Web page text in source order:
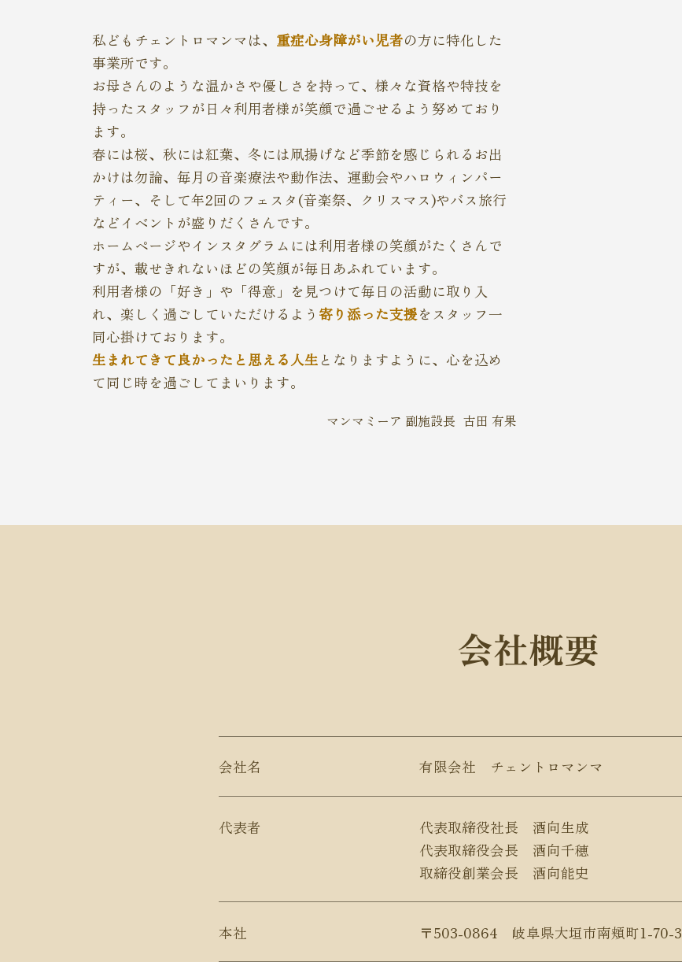
私どもチェントロマンマは、 重症心身障がい児者の方に特化した
事業所です。
お母さんのような温かさや優しさを持って、様々な資格や特技を
持ったスタッフが日々利用者様が笑顔で過ごせるよう努めており
ます。
春には桜、秋には紅葉、冬には凧揚げなど季節を感じられるお出
かけは勿論、毎月の音楽療法や動作法、運動会やハロウィンパー
ティー、そして年2回のフェスタ(音楽祭、クリスマス)やバス旅行
などイベントが盛りだくさんです。
ホームページやインスタグラムには利用者様の笑顔がたくさんで
すが、載せきれないほどの笑顔が毎日あふれています。
利用者様の「好き」や「得意」を見つけて毎日の活動に取り入
れ、楽しく過ごしていただけるよう 寄り添った支援をスタッフ一
同心掛けております。
生まれてきて良かったと思える人生 となりますように、心を込め
て同じ時を過ごしてまいります。
​マンマミーア 副施設長 古田 有果
会社概要
会社名 有限会社 チェントロマンマ
代表者
代表取締役社長 酒向生成
代表取締役会長 酒向千穂
取締役創業会長 酒向能史
本社 〒503-0864 岐阜県大垣市南頬町1-70-3